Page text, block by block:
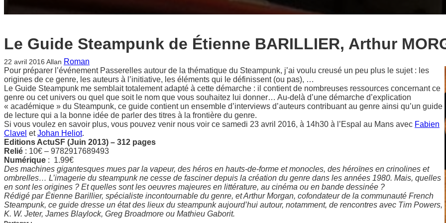
Le Guide Steampunk de Étienne BARILLIER, Arthur
22 avril 2016 Allan Roman
Pour préparer l’événement Passerelles autour de la thématique du Steampunk, j’ai voulu creusé un peu plus le sujet : les
origines de ce genre, les auteurs à l’initiative, les éléments qui le définissent (ou pas), …
Le Guide Steampunk me semblait totalement adapté à cette démarche : il contient de nombreuses ressources concernant ce
genre ou cet univers ou quel que soit le nom que vous souhaitez lui donner… Au-delà d’une démarche d’explication
« académique » du Steampunk, ce guide contient un ensemble d’interviews d’auteurs contribuant au genre ainsi qu’un guide
de lecture qui a la bonne idée de parler des titres à la frontière du genre.
Si vous voulez en savoir plus, vous pouvez venir nous voir ce samedi 23 avril 2016, à 14h30 à l’Espal au Mans avec Fabien
Clavel etJohan Heliot.
Editions ActuSF (Juin 2013) – 312 pages
Relié : 10€ – 9782917689493
Numérique : 1.99€
Des machines gigantesques mues par la vapeur, des héros en hauts-de-forme et monocles, des héroïnes en crinolines et
ombrelles… L’imagerie du steampunk ne cesse de fasciner depuis la création du genre dans les années 1980. Mais, quelles
en sont les origines ? Et quelles sont les oeuvres majeures en littérature, au cinéma ou en bande dessinée ?
Rédigé par Étienne Barillier, spécialiste incontournable du genre, et Arthur Morgan, cofondateur de la communauté French
Steampunk, ce guide dresse un état des lieux du steampunk aujourd’hui autour, notamment, de rencontres avec Tim Powers,
K. W. Jeter, James Blaylock, Greg Broadmore ou Mathieu Gaborit.